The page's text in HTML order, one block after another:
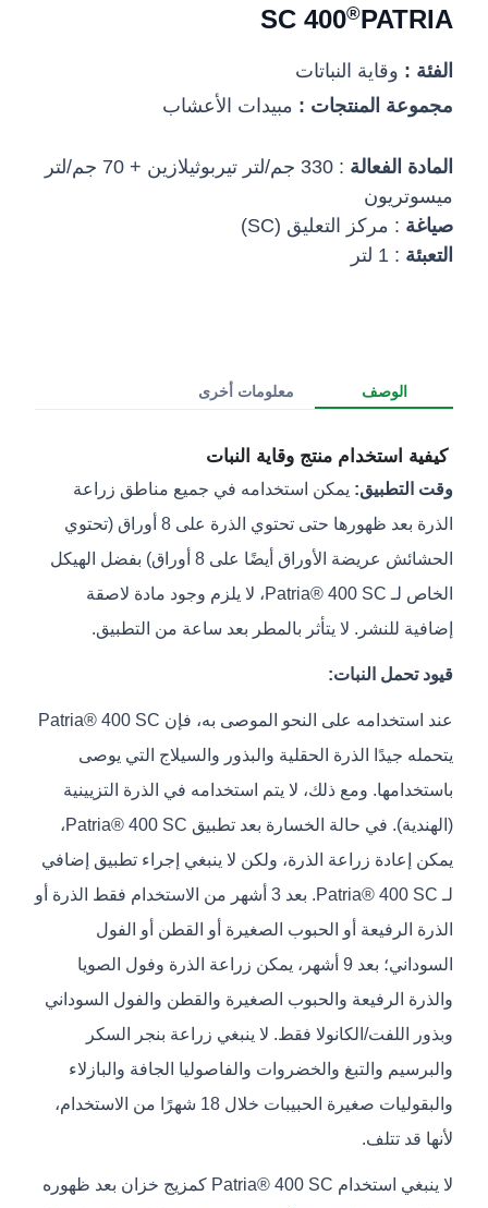
PATRIA
®
400 SC
الفئة : وقاية النباتات
مجموعة المنتجات : مبيدات الأعشاب
المادة الفعالة
: 330 جم/لتر تيربوثيلازين + 70 جم/لتر
ميسوتريون
صياغة : مركز التعليق (SC)
التعبئة : 1 لتر
الوصف معلومات أخرى
كيفية استخدام منتج وقاية النبات
وقت التطبيق: يمكن استخدامه في جميع مناطق زراعة
الذرة بعد ظهورها حتى تحتوي الذرة على 8 أوراق (تحتوي
الحشائش عريضة الأوراق أيضًا على 8 أوراق) بفضل الهيكل
الخاص لـ Patria® 400 SC، لا يلزم وجود مادة لاصقة
إضافية للنشر. لا يتأثر بالمطر بعد ساعة من التطبيق.
قيود تحمل النبات:
عند استخدامه على النحو الموصى به، فإن Patria® 400 SC
يتحمله جيدًا الذرة الحقلية والبذور والسيلاج التي يوصى
باستخدامها. ومع ذلك، لا يتم استخدامه في الذرة التزيينية
(الهندية). في حالة الخسارة بعد تطبيق Patria® 400 SC،
يمكن إعادة زراعة الذرة، ولكن لا ينبغي إجراء تطبيق إضافي
لـ Patria® 400 SC. بعد 3 أشهر من الاستخدام فقط الذرة أو
الذرة الرفيعة أو الحبوب الصغيرة أو القطن أو الفول
السوداني؛ بعد 9 أشهر، يمكن زراعة الذرة وفول الصويا
والذرة الرفيعة والحبوب الصغيرة والقطن والفول السوداني
وبذور اللفت/الكانولا فقط. لا ينبغي زراعة بنجر السكر
والبرسيم والتبغ والخضروات والفاصوليا الجافة والبازلاء
والبقوليات صغيرة الحبيبات خلال 18 شهرًا من الاستخدام،
لأنها قد تتلف.
لا ينبغي استخدام Patria® 400 SC كمزيج خزان بعد ظهوره